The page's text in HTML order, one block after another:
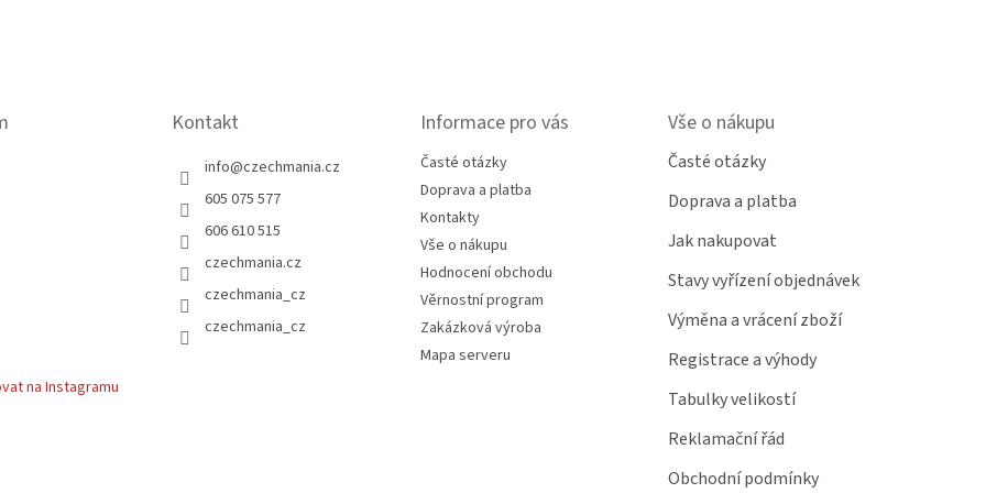
na Instagramu
Kontakt
info@czechmania.cz
605 075 577
606 610 515
czechmania.cz
czechmania_cz
czechmania_cz
Informace pro vás
Časté otázky
Doprava a platba
Kontakty
Vše o nákupu
Hodnocení obchodu
Věrnostní program
Zakázková výroba
Mapa serveru
Vše o nákupu
Časté otázky
Doprava a platba
Jak nakupovat
Stavy vyřízení objednávek
Výměna a vrácení zboží
Registrace a výhody
Tabulky velikostí
Reklamační řád
Obchodní podmínky